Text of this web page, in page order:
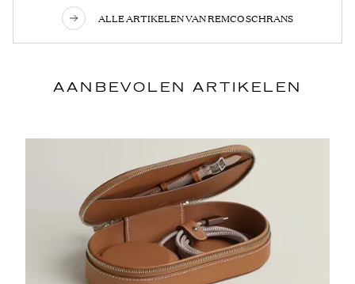
ALLE ARTIKELEN VAN REMCO SCHRANS
AANBEVOLEN ARTIKELEN